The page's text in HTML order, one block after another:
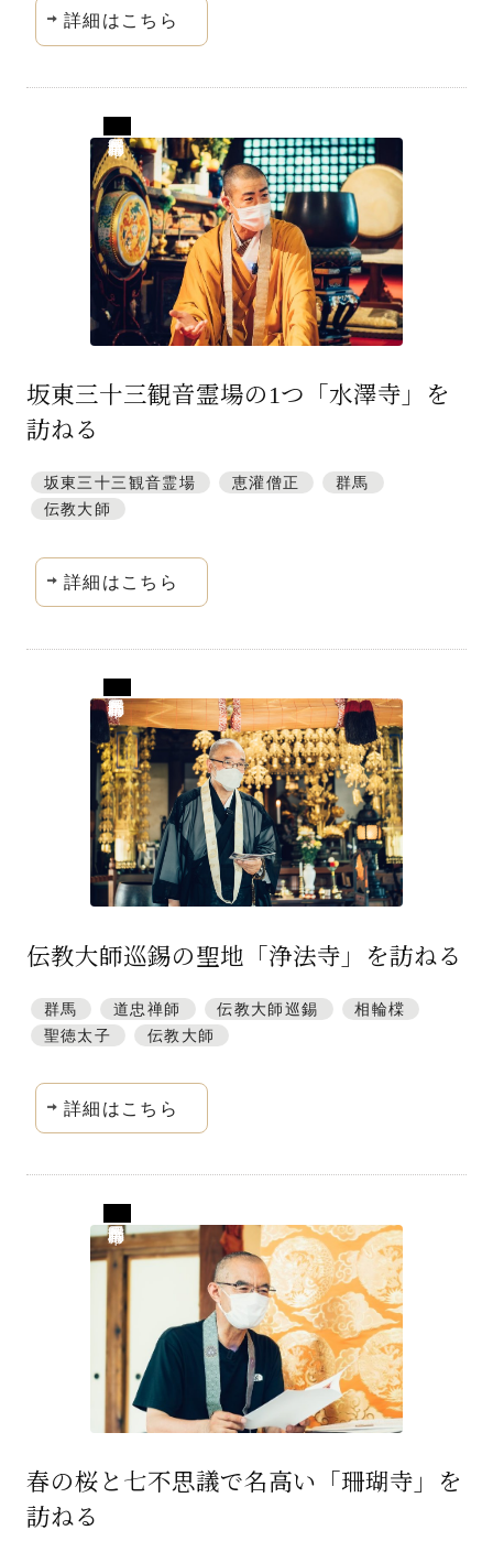
詳細はこちら
坂東三十三観音霊場の1つ「水澤寺」を
訪ねる
坂東三十三観音霊場 恵灌僧正
群馬
伝教大師
詳細はこちら
伝教大師巡錫の聖地「浄法寺」を訪ねる
群馬 道忠禅師 伝教大師巡錫
相輪橖
聖徳太子
伝教大師
詳細はこちら
春の桜と七不思議で名高い「珊瑚寺」を
訪ねる